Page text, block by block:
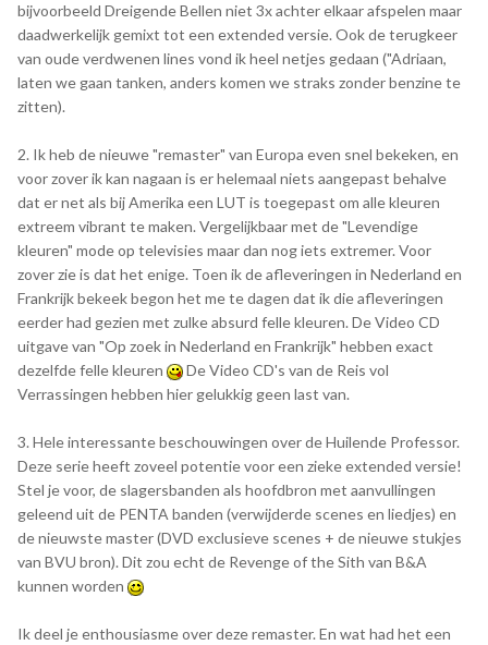
bijvoorbeeld Dreigende Bellen niet 3x achter elkaar afspelen maar
daadwerkelijk gemixt tot een extended versie. Ook de terugkeer
van oude verdwenen lines vond ik heel netjes gedaan ("Adriaan,
laten we gaan tanken, anders komen we straks zonder benzine te
zitten).
2. Ik heb de nieuwe "remaster" van Europa even snel bekeken, en
voor zover ik kan nagaan is er helemaal niets aangepast behalve
dat er net als bij Amerika een LUT is toegepast om alle kleuren
extreem vibrant te maken. Vergelijkbaar met de "Levendige
kleuren" mode op televisies maar dan nog iets extremer. Voor
zover zie is dat het enige. Toen ik de afleveringen in Nederland en
Frankrijk bekeek begon het me te dagen dat ik die afleveringen
eerder had gezien met zulke absurd felle kleuren. De Video CD
uitgave van "Op zoek in Nederland en Frankrijk" hebben exact
dezelfde felle kleuren
De Video CD's van de Reis vol
Verrassingen hebben hier gelukkig geen last van.
3. Hele interessante beschouwingen over de Huilende Professor.
Deze serie heeft zoveel potentie voor een zieke extended versie!
Stel je voor, de slagersbanden als hoofdbron met aanvullingen
geleend uit de PENTA banden (verwijderde scenes en liedjes) en
de nieuwste master (DVD exclusieve scenes + de nieuwe stukjes
van BVU bron). Dit zou echt de Revenge of the Sith van B&A
kunnen worden
Ik deel je enthousiasme over deze remaster. En wat had het een